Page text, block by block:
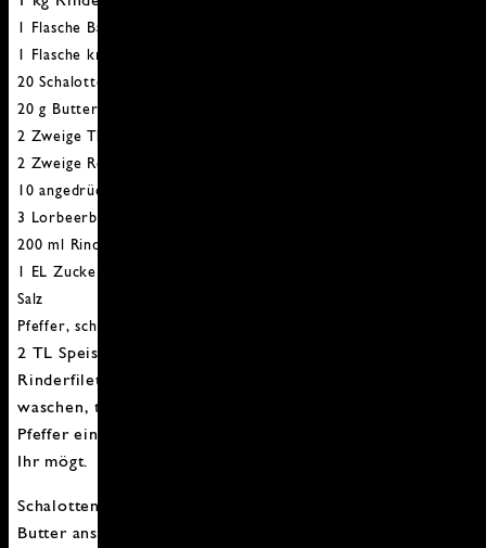
1 Flasche Barolo
1 Flasche kräftiger Rotwein
20 Schalotten
20 g Butter
2 Zweige Thymian
2 Zweige Rosmarin
10 angedrückte schwarze Pfefferkörner
3 Lorbeerblätter
200 ml Rinderfond
1 EL Zucker
Salz
Pfeffer, schwarz
2 TL Speisestärke
Rinderfilet parieren (Sehnen, Häute, Fett entfernen),
waschen, trocken tupfen. Filet mindestens mit Salz und
Pfeffer einreiben. Es gehen natürlich alle Gewürze die
Ihr mögt.
Schalotten schälen, vierteln und in einem Topf in etwas
Butter anschwitzen. Mit Zucker karamellisieren, mit